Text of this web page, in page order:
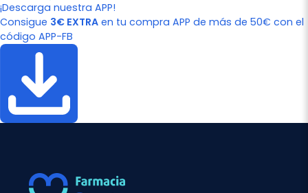
¡Descarga nuestra APP!
Consigue 3€ EXTRA en tu compra APP de más de 50€ con el
código APP-FB